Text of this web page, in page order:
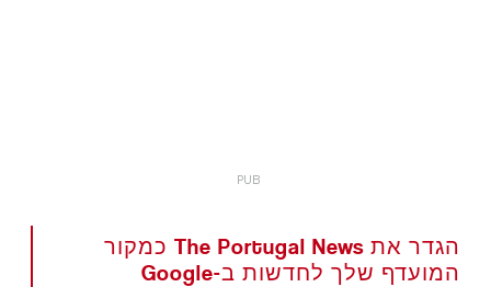
הגדר את The Portugal News כמקור
המועדף שלך לחדשות ב-Google